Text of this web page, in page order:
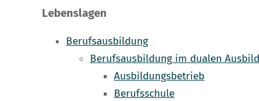
Lebenslagen
Berufsausbildung
Berufsausbildung im dualen
Ausbildungsbetrieb
Berufsschule